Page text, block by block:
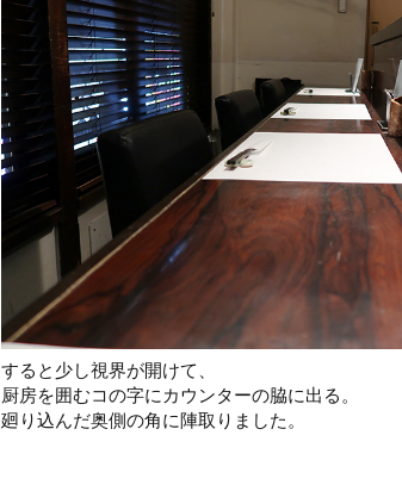
すると少し視界が開けて、
厨房を囲むコの字にカウンターの脇に出る。
廻り込んだ奥側の角に陣取りました。